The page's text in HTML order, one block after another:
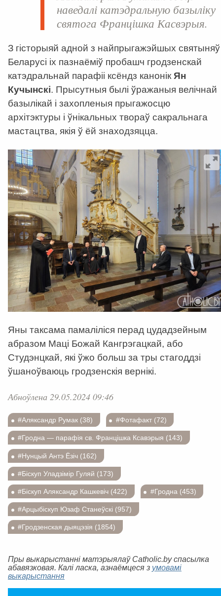
наведалі катэдральную базыліку
святога Францішка Касвэрыя.
З гісторыяй адной з найпрыгажэйшых святыняў
Беларусі іх пазнаёміў пробашч гродзенскай
катэдральнай парафіі ксёндз канонік Ян
Кучынскі. Прысутныя былі ўражаныя велічнай
базылікай і захопленыя прыгажосцю
архітэктуры і ўнікальных твораў сакральнага
мастацтва, якія ў ёй знаходзяцца.
Яны таксама памаліліся перад цудадзейным
абразом Маці Божай Кангрэгацкай, або
Студэнцкай, які ўжо больш за тры стагоддзі
ўшаноўваюць гродзенскія вернікі.
Абноўлена 29.05.2024 09:46
#Аляксандр Румак (38) #Фотафакт (72)
#Гродна — парафія св. Францішка Ксавэрыя (143)
#Нунцый Антэ Ёзіч (162)
#Біскуп Уладзімір Гуляй (173)
#Біскуп Аляксандр Кашкевіч (422) #Гродна (453)
#Арцыбіскуп Юзаф Станеўскі (957)
#Гродзенская дыяцэзія (1854)
Пры выкарыстанні матэрыялаў Catholic.by спасылка
абавязковая. Калі ласка, азнаёмцеся з умовамі
выкарыстання